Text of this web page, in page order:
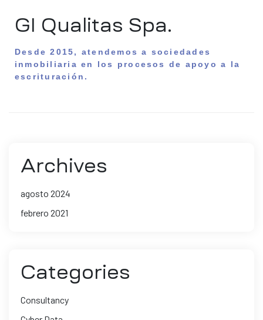
GI Qualitas Spa.
Desde 2015, atendemos a sociedades
inmobiliaria en los procesos de apoyo a la
escrituración.
Archives
agosto 2024
febrero 2021
Categories
Consultancy